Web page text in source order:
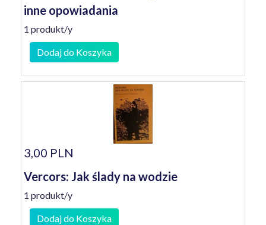
inne opowiadania
1 produkt/y
Dodaj do Koszyka
3,00 PLN
Vercors: Jak ślady na wodzie
1 produkt/y
Dodaj do Koszyka